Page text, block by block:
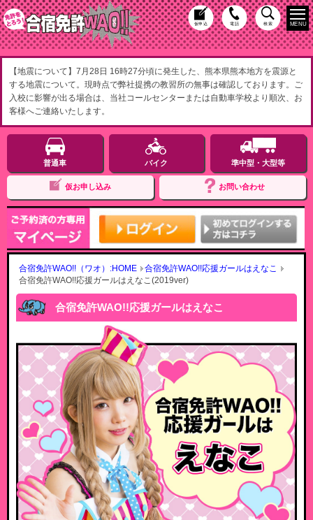
仮申込 電話 検索
【地震について】7月28日 16時27分頃に発生した、熊本県熊本地方を震源と
する地震について。現時点で弊社提携の教習所の無事は確認しております。ご
入校に影響が出る場合は、当社コールセンターまたは自動車学校より順次、お
客様へご連絡いたします。
普通車 バイク 準中型・大型等
仮お申し込み お問い合わせ
MENU
合宿免許WAO!!（ワオ）:HOME
合宿免許WAO!!応援ガールはえなこ
合宿免許WAO!!応援ガールはえなこ(2019ver)
合宿免許WAO!!応援ガールはえなこ